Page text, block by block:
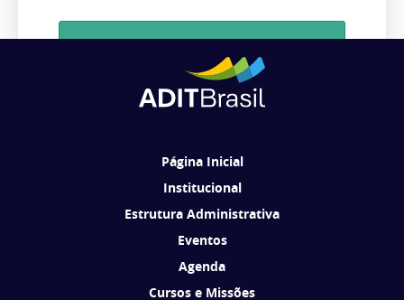
Ao se cadastrar, você concorda em receber comunicações da ADIT
Página Inicial
Institucional
Estrutura Administrativa
Eventos
Agenda
Cursos e Missões